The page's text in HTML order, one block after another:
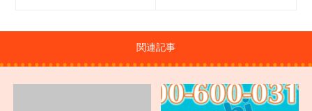
関連記事